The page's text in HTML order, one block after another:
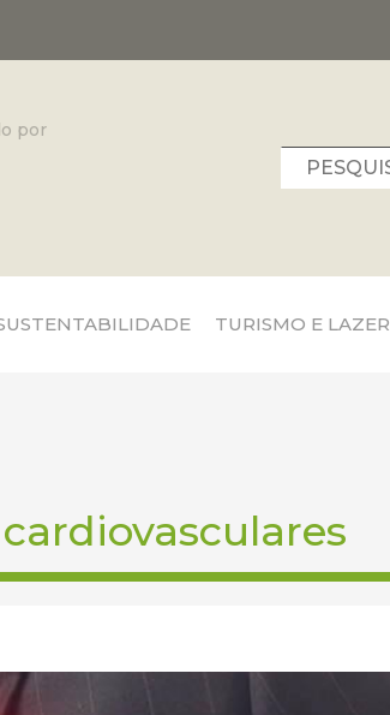
por
TURISMO E LAZER